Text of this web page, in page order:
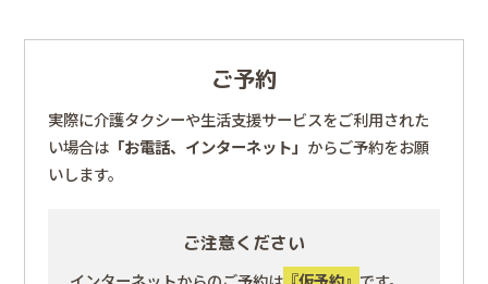
ご予約
実際に介護タクシーや生活支援サービスをご利用された
い場合は「お電話、インターネット」 からご予約をお願
いします。
ご注意ください